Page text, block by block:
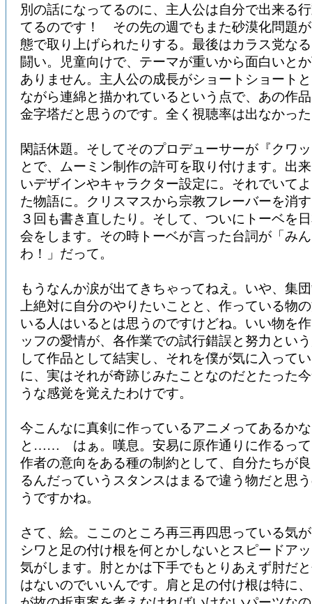
別の話になってるのに、主人公は自分で出来る
てるのです！ その先の週でもまた砂漠化問題
態で取り上げられたりする。最後はカラス党な
闘い。児童向けで、テーマが重いから面白いと
ありません。主人公の成長がショートショート
ながら連綿と描かれているという点で、あの作
金字塔だと思うのです。全く視聴率は出なかっ
閑話休題。そしてそのプロデューサーが『クワ
とで、ムーミン制作の許可を取り付けます。出
いデザインやキャラクター設定に。それでいて
た物語に。クリスマスから宗教フレーバーを消
３回も書き直したり。そして、ついにトーベを
会をします。その時トーベが言った台詞が「み
わ！」だって。
もうなんか涙が出てきちゃってねえ。いや、集
上絶対に自分のやりたいことと、作っている物
いる人はいるとは思うのですけどね。いい物を
ッフの愛情が、各作業での試行錯誤と努力とい
して作品として結実し、それを僕が気に入って
に、実はそれが奇跡じみたことなのだとたった
うな感覚を覚えたわけです。
今こんなに真剣に作っているアニメってあるか
と…… はぁ。嘆息。安易に原作通りに作るって
作者の意向をある種の制約として、自分たちが
るんだっていうスタンスはまるで違う物だと思
うですかね。
さて、絵。ここのところ再三再四思っている気
シワと足の付け根を何とかしないとスピードア
気がします。肘とかは下手でもとりあえず肘だ
はないのでいいんです。肩と足の付け根は特に